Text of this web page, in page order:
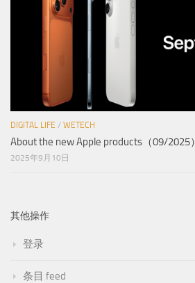
DIGITAL LIFE / WETECH
About the new Apple products（09/2025）
2025年9月10日
其他操作
登录
条目 feed